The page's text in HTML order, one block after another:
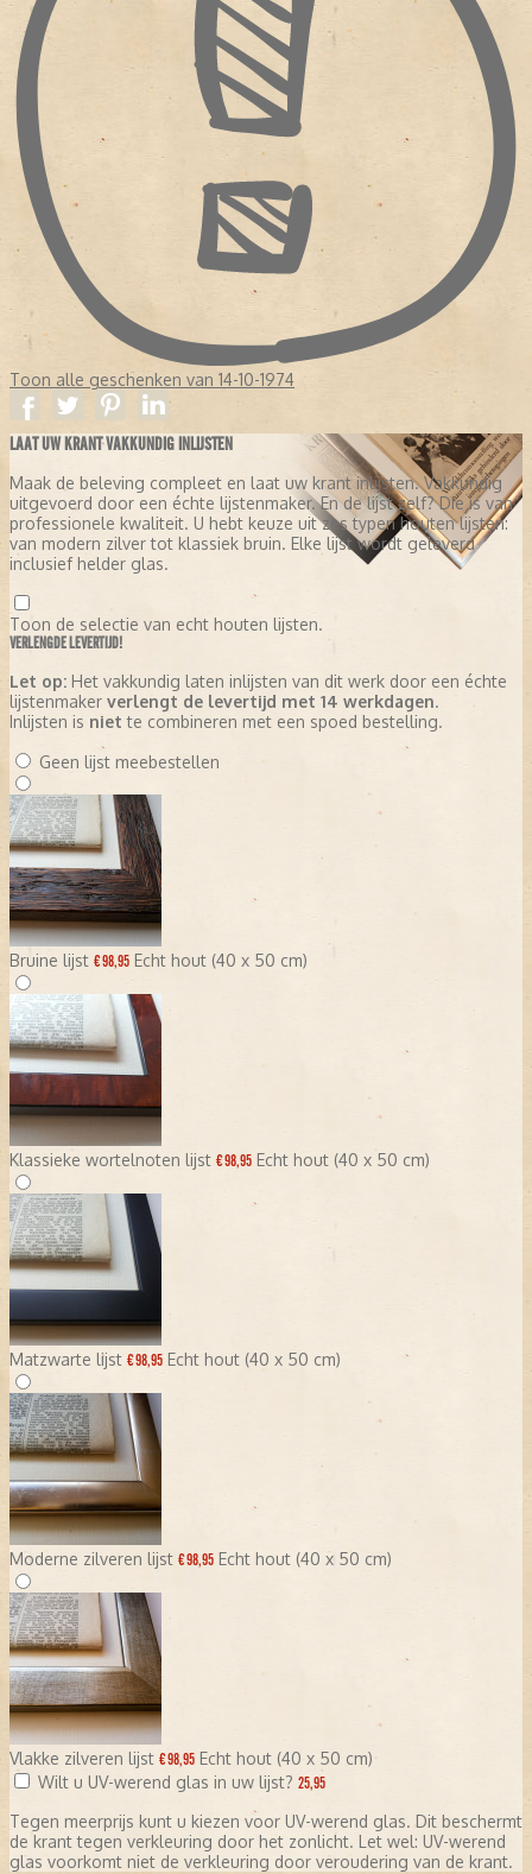
Toon alle geschenken van 14-10-1974
LAAT UW KRANT VAKKUNDIG INLIJSTEN
Maak de beleving compleet en laat uw krant inlijsten. Vakkundig
uitgevoerd door een échte lijstenmaker. En de lijst zelf? Die is van
professionele kwaliteit. U hebt keuze uit zes typen houten lijsten:
van modern zilver tot klassiek bruin. Elke lijst wordt geleverd
inclusief helder glas.
Toon de selectie van echt houten lijsten.
VERLENGDE LEVERTIJD!
Let op: Het vakkundig laten inlijsten van dit werk door een échte
lijstenmaker verlengt de levertijd met 14 werkdagen.
Inlijsten is niet te combineren met een spoed bestelling.
Geen lijst meebestellen
Bruine lijst € 98,95 Echt hout (40 x 50 cm)
Klassieke wortelnoten lijst € 98,95 Echt hout (40 x 50 cm)
Matzwarte lijst € 98,95 Echt hout (40 x 50 cm)
Moderne zilveren lijst € 98,95 Echt hout (40 x 50 cm)
Vlakke zilveren lijst € 98,95 Echt hout (40 x 50 cm)
Wilt u UV-werend glas in uw lijst? 25,95
Tegen meerprijs kunt u kiezen voor UV-werend glas. Dit beschermt
de krant tegen verkleuring door het zonlicht. Let wel: UV-werend
glas voorkomt niet de verkleuring door veroudering van de krant.